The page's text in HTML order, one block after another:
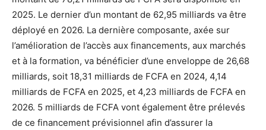
2025. Le dernier d’un montant de 62,95 milliards va être
déployé en 2026. La dernière composante, axée sur
l’amélioration de l’accès aux financements, aux marchés
et à la formation, va bénéficier d’une enveloppe de 26,68
milliards, soit 18,31 milliards de FCFA en 2024, 4,14
milliards de FCFA en 2025, et 4,23 milliards de FCFA en
2026. 5 milliards de FCFA vont également être prélevés
de ce financement prévisionnel afin d’assurer la